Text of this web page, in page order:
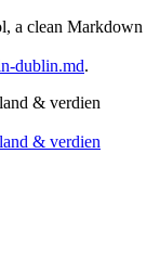
a clean Markdown
dublin.md.
& verdien
& verdien